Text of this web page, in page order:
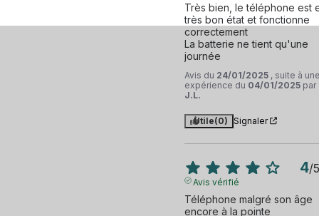
Très bien, le téléphone est
très bon état et fonctionne
correctement
La batterie ne tient qu'une
journée
Avis du 24/01/2025 , suite à
expérience du 04/01/2025 par
J.L.
Utile(0) Signaler
4/5
Avis vérifié
Téléphone malgré son âge
encore à la pointe